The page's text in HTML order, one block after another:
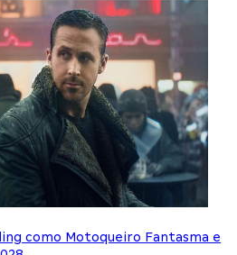
como Motoqueiro Fantasma e